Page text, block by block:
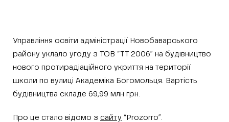
Управління освіти адміністрації Новобаварського
району уклало угоду з ТОВ “ТТ 2006” на будівництво
нового протирадіаційного укриття на території
школи по вулиці Академіка Богомольця. Вартість
будівництва складе 69,99 млн грн.
Про це стало відомо з сайту “Prozorro”.